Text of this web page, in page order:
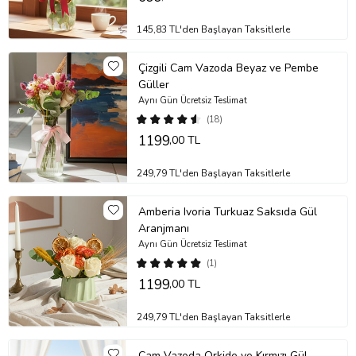
145,83 TL'den Başlayan Taksitlerle
Çizgili Cam Vazoda Beyaz ve Pembe
Güller
(18)
Aynı Gün Ücretsiz Teslimat
1199,00 TL
249,79 TL'den Başlayan Taksitlerle
Amberia Ivoria Turkuaz Saksıda Gül
Aranjmanı
(1)
Aynı Gün Ücretsiz Teslimat
1199,00 TL
249,79 TL'den Başlayan Taksitlerle